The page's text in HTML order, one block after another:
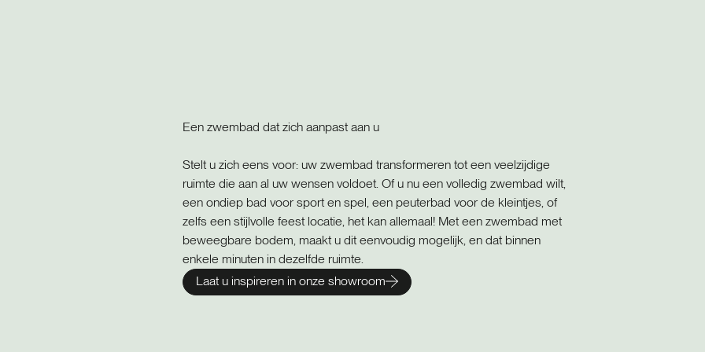
Een zwembad dat zich aanpast aan u
Stelt u zich eens voor: uw zwembad transformeren tot een veelzijdige
ruimte die aan al uw wensen voldoet. Of u nu een volledig zwembad wilt,
een ondiep bad voor sport en spel, een peuterbad voor de kleintjes, of
zelfs een stijlvolle feest locatie, het kan allemaal! Met een zwembad met
beweegbare bodem, maakt u dit eenvoudig mogelijk, en dat binnen
enkele minuten in dezelfde ruimte.
Laat u inspireren in onze showroom